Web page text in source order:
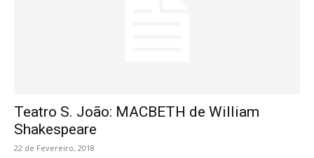
Teatro S. João: MACBETH de William
Shakespeare
22 de Fevereiro, 2018